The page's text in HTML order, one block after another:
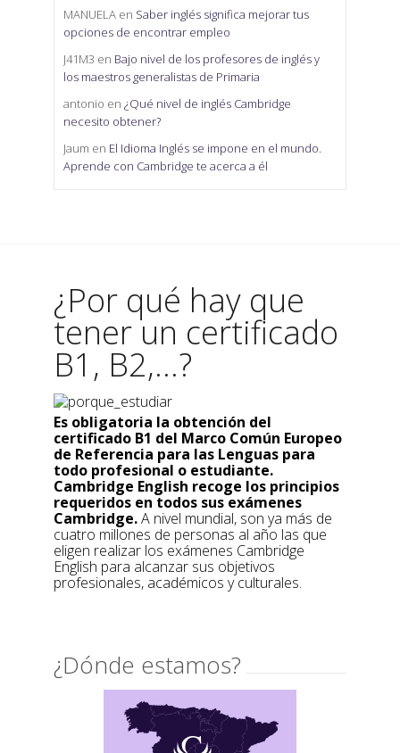
MANUELA en Saber inglés significa mejorar tus
opciones de encontrar empleo
J41M3 en Bajo nivel de los profesores de inglés y
los maestros generalistas de Primaria
antonio en ¿Qué nivel de inglés Cambridge
necesito obtener?
Jaum en El Idioma Inglés se impone en el mundo.
Aprende con Cambridge te acerca a él
¿Por qué hay que
tener un certificado
B1, B2,...?
Es obligatoria la obtención del
certificado B1 del Marco Común Europeo
de Referencia para las Lenguas para
todo profesional o estudiante.
Cambridge English recoge los principios
requeridos en todos sus exámenes
Cambridge.A nivel mundial, son ya más de
cuatro millones de personas al año las que
eligen realizar los exámenes Cambridge
English para alcanzar sus objetivos
profesionales, académicos y culturales.
¿Dónde estamos?